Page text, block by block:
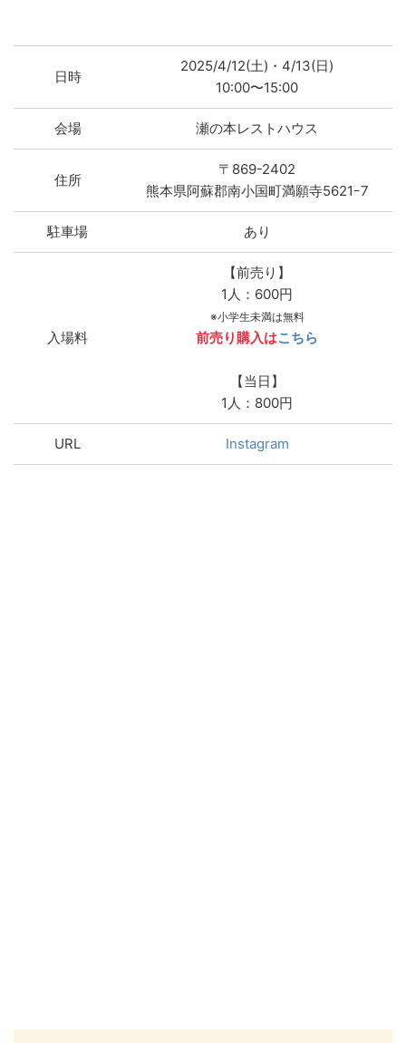
日時
2025/4/12(土)・4/13(日)
10:00〜15:00
会場 瀬の本レストハウス
住所
〒869-2402
熊本県阿蘇郡南小国町満願寺5621ｰ7
駐車場 あり
入場料
【前売り】
1人：600円
※小学生未満は無料
前売り購入はこちら
【当日】
1人：800円
URL Instagram